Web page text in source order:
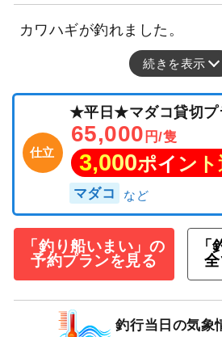
カワハギが釣れました。
続きを表示
仕立
★平日★マダコ貸切プ
65,000 円/隻
3,000ポイント
マダコ
「釣り船いまい」の
予約プランを見る
釣行当日の気象